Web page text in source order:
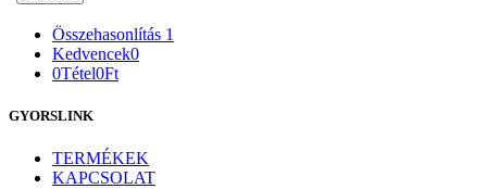
Összehasonlítás 1
Kedvencek0
0Tétel0Ft
GYORSLINK
TERMÉKEK
KAPCSOLAT